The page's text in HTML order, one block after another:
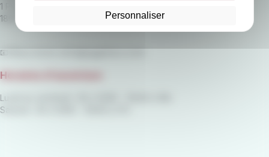
1 Place de la Nation
18000 Bourges
📧 Nous écrire (info@agglobus.com)
Horaires d'ouverture
Lundi au vendredi : 8h à 12h15 - 13h45 à 18h
Samedi : 9h à 12h15 - 13h45 à 17h
Personnaliser